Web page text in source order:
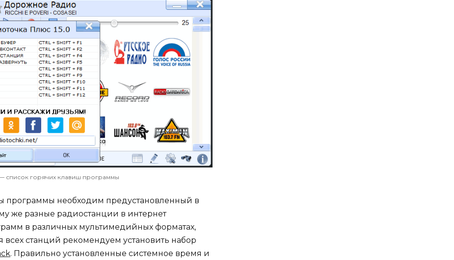
— список горячих клавиш программы
программы необходим предустановленный в
же разные радиостанции в интернет
в различных мультимедийных форматах,
станций рекомендуем установить набор
. Правильно установленные системное время и